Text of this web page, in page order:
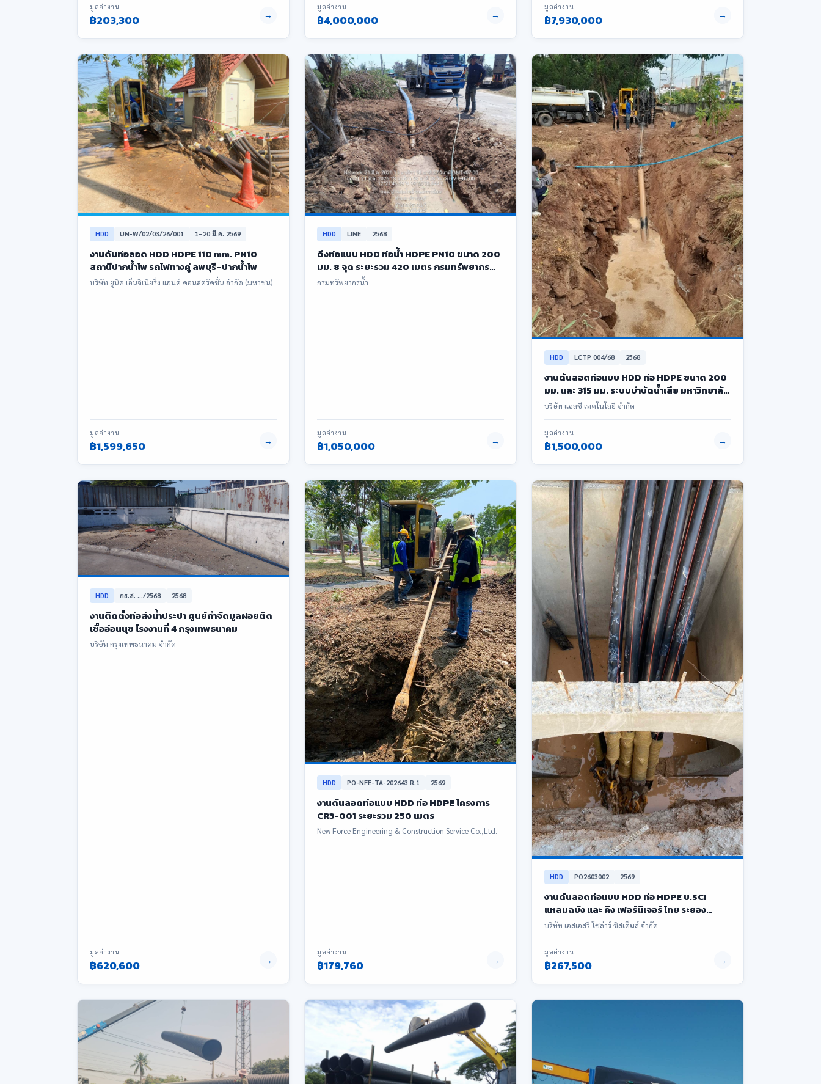
มูลค่างาน
฿203,300 →
มูลค่างาน
฿4,000,000 →
มูลค่างาน
฿7,930,000 →
HDD UN-W/02/03/26/001 1–20 มี.ค. 2569
งานดันท่อลอด HDD HDPE 110 mm. PN10
สถานีปากน้ำโพ รถไฟทางคู่ ลพบุรี–ปากน้ำโพ
บริษัท ยูนิค เอ็นจิเนียริ่ง แอนด์ คอนสตรัคชั่น จำกัด (มหาชน)
มูลค่างาน
฿1,599,650 →
HDD LINE 2568
ดึงท่อแบบ HDD ท่อน้ำ HDPE PN10 ขนาด 200
มม. 8 จุด ระยะรวม 420 เมตร กรมทรัพยากรน้ำ
สำหรับท่อกระจายน้ำ
กรมทรัพยากรน้ำ
มูลค่างาน
฿1,050,000 →
HDD LCTP 004/68 2568
งานดันลอดท่อแบบ HDD ท่อ HDPE ขนาด 200
มม. และ 315 มม. ระบบบำบัดน้ำเสีย มหาวิทยาลัย
ขอนแก่น ระยะรวม 503 เมตร
บริษัท แอลซี เทคโนโลยี จำกัด
มูลค่างาน
฿1,500,000 →
HDD กธ.ส. .../2568 2568
งานติดตั้งท่อส่งน้ำประปา ศูนย์กำจัดมูลฝอยติด
เชื้ออ่อนนุช โรงงานที่ 4 กรุงเทพธนาคม
บริษัท กรุงเทพธนาคม จำกัด
มูลค่างาน
฿620,600 →
HDD PO-NFE-TA-202643 R.1 2569
งานดันลอดท่อแบบ HDD ท่อ HDPE โครงการ
CR3-001 ระยะรวม 250 เมตร
New Force Engineering & Construction Service Co.,Ltd.
มูลค่างาน
฿179,760 →
HDD PO2603002 2569
งานดันลอดท่อแบบ HDD ท่อ HDPE บ.SCI
แหลมฉบัง และ คิง เฟอร์นิเจอร์ ไทย ระยอง
ปลวกแดง
บริษัท เอสเอสวี โซล่าร์ ซิสเต็มส์ จำกัด
มูลค่างาน
฿267,500 →